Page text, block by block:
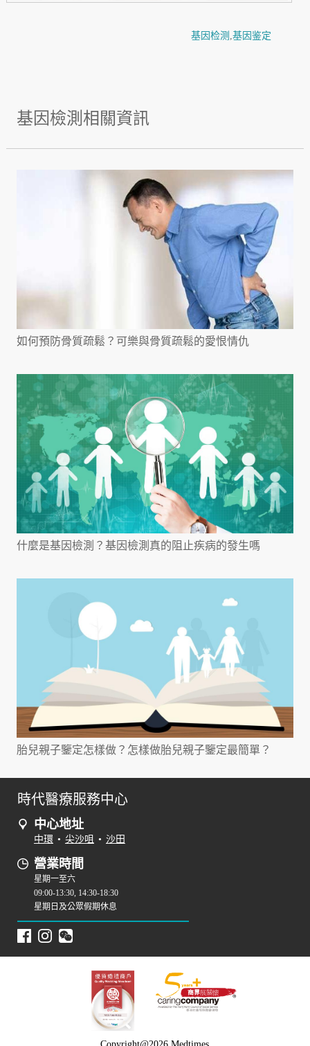
基因检测 基因鉴定
基因檢測相關資訊
如何預防骨質疏鬆？可樂與骨質疏鬆的愛恨情仇
什麼是基因檢測？基因檢測真的阻止疾病的發生嗎
胎兒親子鑒定怎樣做？怎樣做胎兒親子鑒定最簡單？
時代醫療服務中心
中心地址
中環 • 尖沙咀 • 沙田
營業時間
星期一至六
09:00-13:30, 14:30-18:30
星期日及公眾假期休息